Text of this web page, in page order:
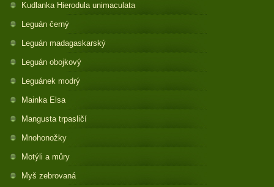
Kudlanka Hierodula unimaculata
Leguán černý
Leguán madagaskarský
Leguán obojkový
Leguánek modrý
Mainka Elsa
Mangusta trpasličí
Mnohonožky
Motýli a můry
Myš zebrovaná